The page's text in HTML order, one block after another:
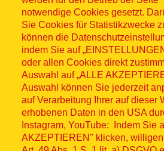
notwendige Cookies gesetzt.
Sie Cookies für Statistikzwecke
können die
indem Sie auf
oder allen Cookies direkt
Auswahl auf „ALLE
Auswahl können Sie jederzeit
auf Verarbeitung Ihrer auf dieser
erhobenen Daten in den USA
Instagram, YouTube: Indem Sie
AKZEPTIEREN" klicken,
Sitemap
© ASB 2026
Fußzeilenmenü
Impressum